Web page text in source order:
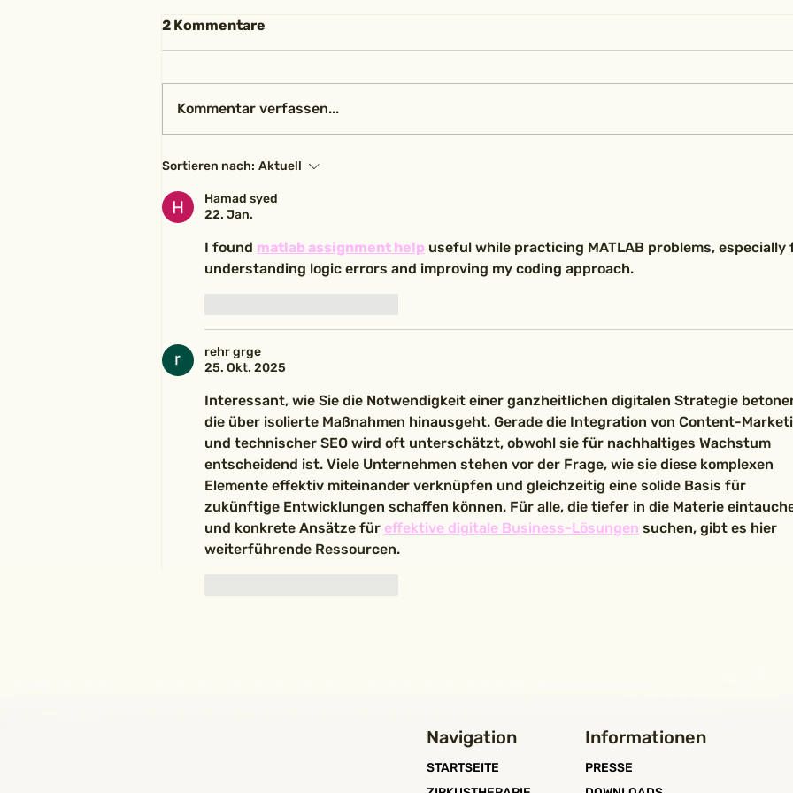
Alegria schenkt Freude –
unseres 4.
Therapiedurchgangs
2 Kommentare
Kommentar verfassen...
Sortieren nach: Aktuell
Hamad syed
22. Jan.
I found matlab assignment help useful while practicing MATLAB problems, especially
understanding logic errors and improving my coding approach.
rehr grge
25. Okt. 2025
Interessant, wie Sie die Notwendigkeit einer ganzheitlichen digitalen Strategie
die über isolierte Maßnahmen hinausgeht. Gerade die Integration von Content-
und technischer SEO wird oft unterschätzt, obwohl sie für nachhaltiges Wachstum
entscheidend ist. Viele Unternehmen stehen vor der Frage, wie sie diese komplexen
Elemente effektiv miteinander verknüpfen und gleichzeitig eine solide Basis für
zukünftige Entwicklungen schaffen können. Für alle, die tiefer in die Materie
und konkrete Ansätze für effektive digitale Business-Lösungen suchen, gibt es hier
weiterführende Ressourcen.
Navigation
STARTSEITE
Informationen
PRESSE